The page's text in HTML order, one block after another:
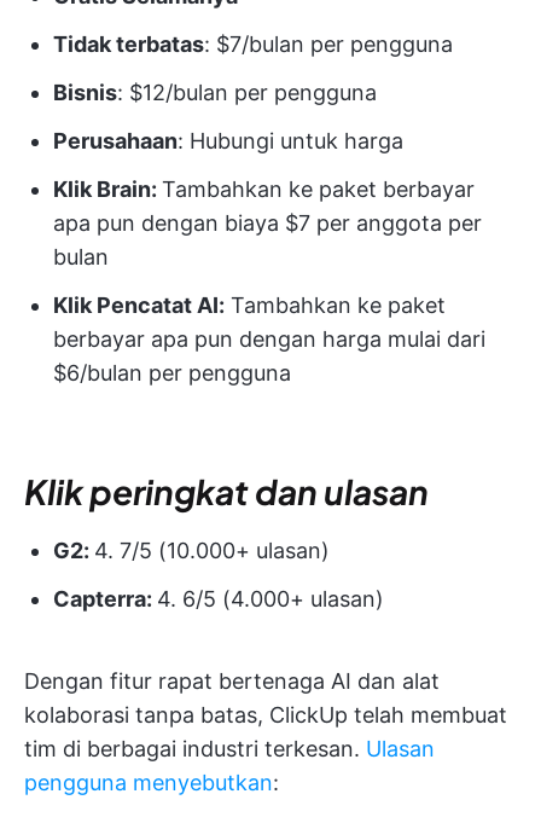
Tidak terbatas: $7/bulan per pengguna
Bisnis: $12/bulan per pengguna
Perusahaan: Hubungi untuk harga
Klik Brain: Tambahkan ke paket berbayar
apa pun dengan biaya $7 per anggota per
bulan
Klik Pencatat AI: Tambahkan ke paket
berbayar apa pun dengan harga mulai dari
$6/bulan per pengguna
Klik peringkat dan ulasan
G2: 4. 7/5 (10.000+ ulasan)
Capterra: 4. 6/5 (4.000+ ulasan)
Dengan fitur rapat bertenaga AI dan alat
kolaborasi tanpa batas, ClickUp telah membuat
tim di berbagai industri terkesan. Ulasan
pengguna menyebutkan: